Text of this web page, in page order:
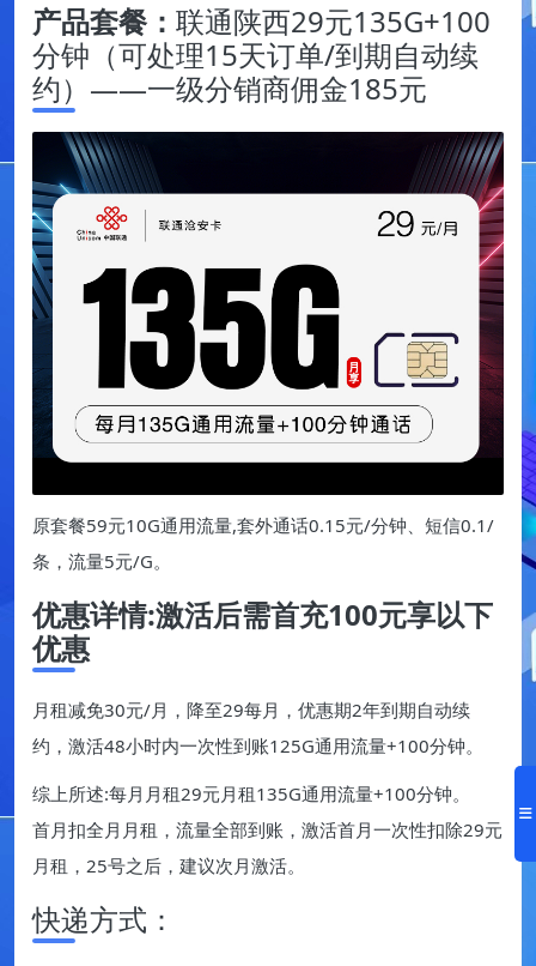
产品套餐： 联通陕西29元135G+100
分钟（可处理15天订单/到期自动续
约）——一级分销商佣金185元
原套餐59元10G通用流量,套外通话0.15元/分钟、短信0.1/
条，流量5元/G。
优惠详情:激活后需首充100元享以下
优惠
月租减免30元/月，降至29每月，优惠期2年到期自动续
约，激活48小时内一次性到账125G通用流量+100分钟。
综上所述:每月月租29元月租135G通用流量+100分钟。
首月扣全月月租，流量全部到账，激活首月一次性扣除29元
月租，25号之后，建议次月激活。
快递方式：